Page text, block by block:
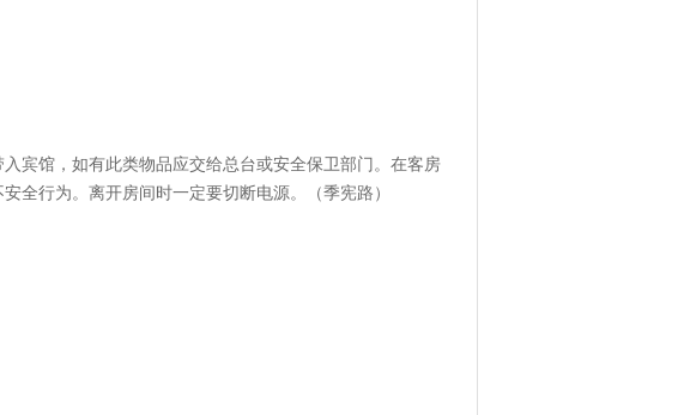
馆，如有此类物品应交给总台或安全保卫部门。在客房
全行为。离开房间时一定要切断电源。（季宪路）